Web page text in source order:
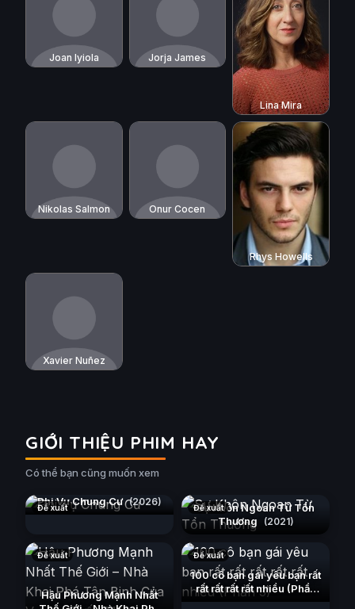
Joan Iyiola Jorja James
Lina Mira
Nikolas Salmon Onur Cocen
Rhys Howells
Xavier Nuñez
GIỚI THIỆU PHIM HAY
Có thể bạn cũng muốn xem
Đề xuất
Phi Vụ Chung Cư (2026) Đề xuất
Sự Khôn Ngoan Từ Tổn
Thương
(2021)
Đề xuất
Hậu Phương Mạnh Nhất
Đề xuất
100 cô bạn gái yêu bạn rất
rất rất rất rất nhiều (Phần
3) (2023)